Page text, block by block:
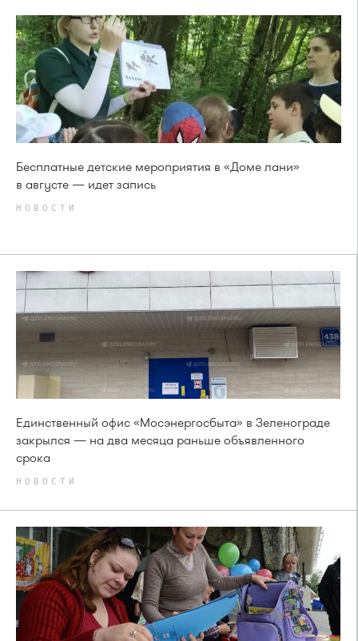
Бесплатные детские мероприятия в «Доме лани»
в августе — идет запись
НОВОСТИ
Единственный офис «Мосэнергосбыта» в Зеленограде
закрылся — на два месяца раньше объявленного
срока
НОВОСТИ